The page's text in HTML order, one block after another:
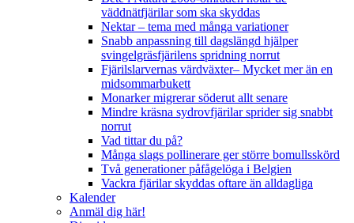
väddnätfjärilar som ska skyddas
Nektar – tema med många variationer
Snabb anpassning till dagslängd hjälper
svingelgräsfjärilens spridning norrut
Fjärilslarvernas värdväxter– Mycket mer än en
midsommarbukett
Monarker migrerar söderut allt senare
Mindre kräsna sydrovfjärilar sprider sig snabbt
norrut
Vad tittar du på?
Många slags pollinerare ger större bomullsskörd
Två generationer påfågelöga i Belgien
Vackra fjärilar skyddas oftare än alldagliga
Kalender
Anmäl dig här!